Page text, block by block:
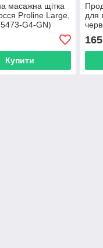
масажна щітка
Proline Large,
G4-GN)
Купити
для
165